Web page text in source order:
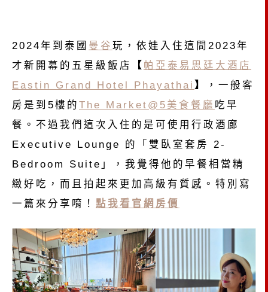
2024年到泰國 曼谷 玩，依娃入住這間2023年
才新開幕的五星級飯店
【 帕亞泰易思廷大酒店
Eastin Grand Hotel Phayathai 】
，一般客
房是到5樓的 The Market@5美食餐廳 吃早
餐。不過我們這次入住的是可使用行政酒廊
Executive Lounge 的「雙臥室套房 2-
Bedroom Suite」，我覺得他的早餐相當精
緻好吃，而且拍起來更加高級有質感。特別寫
一篇來分享唷！ 點我看官網房價